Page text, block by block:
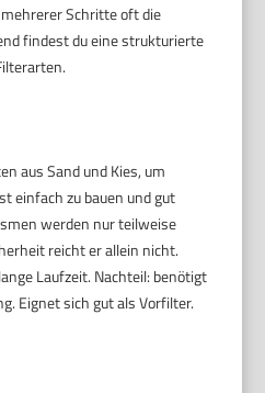
Schritte oft die
findest du eine strukturierte
aus Sand und Kies, um
einfach zu bauen und gut
werden nur teilweise
reicht er allein nicht.
Laufzeit. Nachteil: benötigt
Eignet sich gut als Vorfilter.